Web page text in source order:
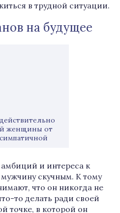
в трудной ситуации.
на будущее
женщины от
и интереса к
скучным. К тому
что он никогда не
то делать ради своей
точке, в которой он